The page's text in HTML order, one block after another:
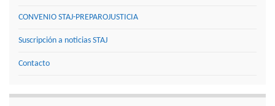
CONVENIO STAJ-PREPAROJUSTICIA
Suscripción a noticias STAJ
Contacto